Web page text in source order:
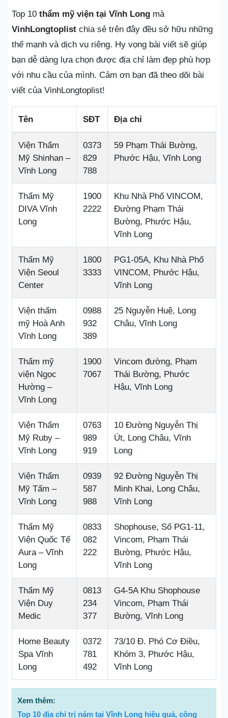
Top 10 thẩm mỹ viện tại Vĩnh Long mà
VinhLongtoplist chia sẻ trên đây đều sở hữu những
thế mạnh và dịch vụ riêng. Hy vọng bài viết sẽ giúp
bạn dễ dàng lựa chọn được địa chỉ làm đẹp phù hợp
với nhu cầu của mình. Cảm ơn bạn đã theo dõi bài
viết của VinhLongtoplist!
Tên SĐT Địa chỉ
Viện Thẩm
Mỹ Shinhan –
Vĩnh Long
0373
829
788
59 Phạm Thái Bường,
Phước Hậu, Vĩnh Long
Thẩm Mỹ
DIVA Vĩnh
Long
1900
2222
Khu Nhà Phố VINCOM,
Đường Phạm Thái
Bường, Phước Hậu,
Vĩnh Long
Thẩm Mỹ
Viện Seoul
Center
1800
3333
PG1-05A, Khu Nhà Phố
VINCOM, Phước Hậu,
Vĩnh Long
Viện thẩm
mỹ Hoà Anh
Vĩnh Long
0988
932
389
25 Nguyễn Huệ, Long
Châu, Vĩnh Long
Thẩm mỹ
viện Ngọc
Hường –
Vĩnh Long
1900
7067
Vincom đường, Phạm
Thái Bường, Phước
Hậu, Vĩnh Long
Viện Thẩm
Mỹ Ruby –
Vĩnh Long
0763
989
919
10 Đường Nguyễn Thị
Út, Long Châu, Vĩnh
Long
Viện Thẩm
Mỹ Tấm –
Vĩnh Long
0939
587
988
92 Đường Nguyễn Thị
Minh Khai, Long Châu,
Vĩnh Long
Thẩm Mỹ
Viện Quốc Tế
Aura – Vĩnh
Long
0833
082
222
Shophouse, Số PG1-11,
Vincom, Phạm Thái
Bường, Phước Hậu,
Vĩnh Long
Thẩm Mỹ
Viện Duy
Medic
0813
234
377
G4-5A Khu Shophouse
Vincom, Phạm Thái
Bường, Vĩnh Long
Home Beauty
Spa Vĩnh
Long
0372
781
492
73/10 Đ. Phó Cơ Điều,
Khóm 3, Phước Hậu,
Vĩnh Long
Xem thêm:
Top 10 địa chỉ trị nám tại Vĩnh Long hiệu quả, công